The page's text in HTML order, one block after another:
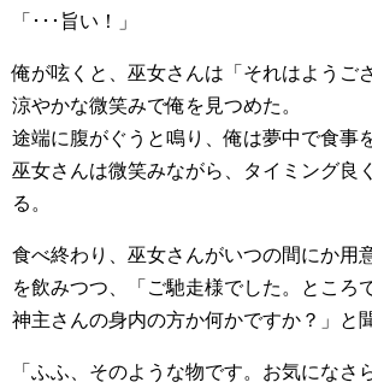
「･･･旨い！」
俺が呟くと、巫女さんは「それはようご
涼やかな微笑みで俺を見つめた。
途端に腹がぐうと鳴り、俺は夢中で食事
巫女さんは微笑みながら、タイミング良
る。
食べ終わり、巫女さんがいつの間にか用
を飲みつつ、「ご馳走様でした。ところ
神主さんの身内の方か何かですか？」と
「ふふ、そのような物です。お気になさ